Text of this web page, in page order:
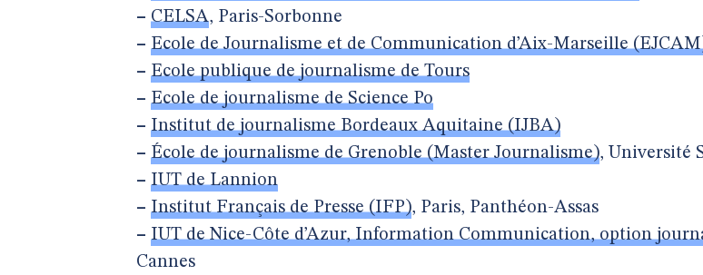
– CELSA, Paris-Sorbonne
– Ecole de Journalisme et de Communication d’Aix-Marseille
– Ecole publique de journalisme de Tours
– Ecole de journalisme de Science Po
– Institut de journalisme Bordeaux Aquitaine (IJBA)
– École de journalisme de Grenoble (Master Journalisme), Université
– IUT de Lannion
– Institut Français de Presse (IFP), Paris, Panthéon-Assas
– IUT de Nice-Côte d’Azur, Information Communication, option
Cannes